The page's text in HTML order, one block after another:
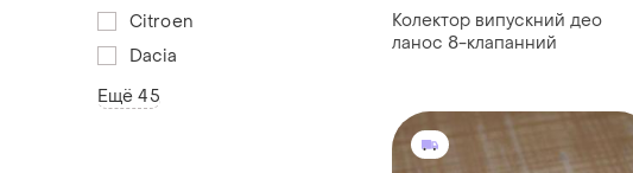
Колектор випускний део
ланос 8-клапанний
Citroen
Dacia
Ещё 45